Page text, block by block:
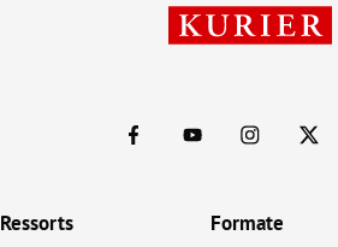
Ressorts Formate